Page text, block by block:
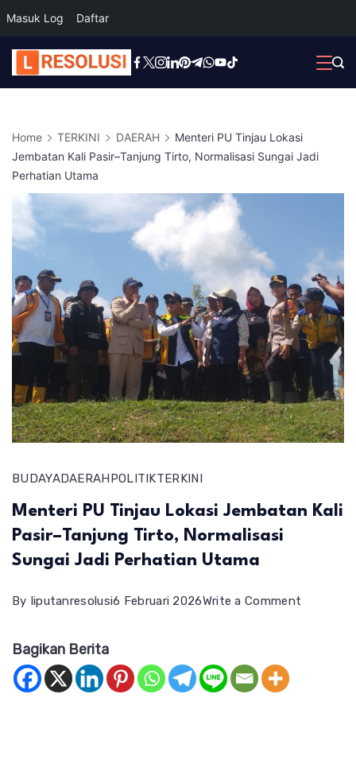
Masuk Log Daftar
Skip
to
Home TERKINI DAERAH
Menteri PU Tinjau Lokasi
Jembatan Kali Pasir–Tanjung Tirto, Normalisasi Sungai Jadi
Perhatian Utama
BUDAYADAERAHPOLITIKTERKINI
Menteri PU Tinjau Lokasi Jembatan Kali
Pasir–Tanjung Tirto, Normalisasi
Sungai Jadi Perhatian Utama
By liputanresolusi6 Februari 2026Write a Comment
Bagikan Berita